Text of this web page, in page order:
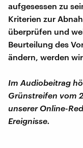
aufgesessen zu
Kriterien zur
überprüfen und
Beurteilung des
ändern, werden
Im Audiobeitrag
Grünstreifen vom
unserer Online-
Ereignisse.